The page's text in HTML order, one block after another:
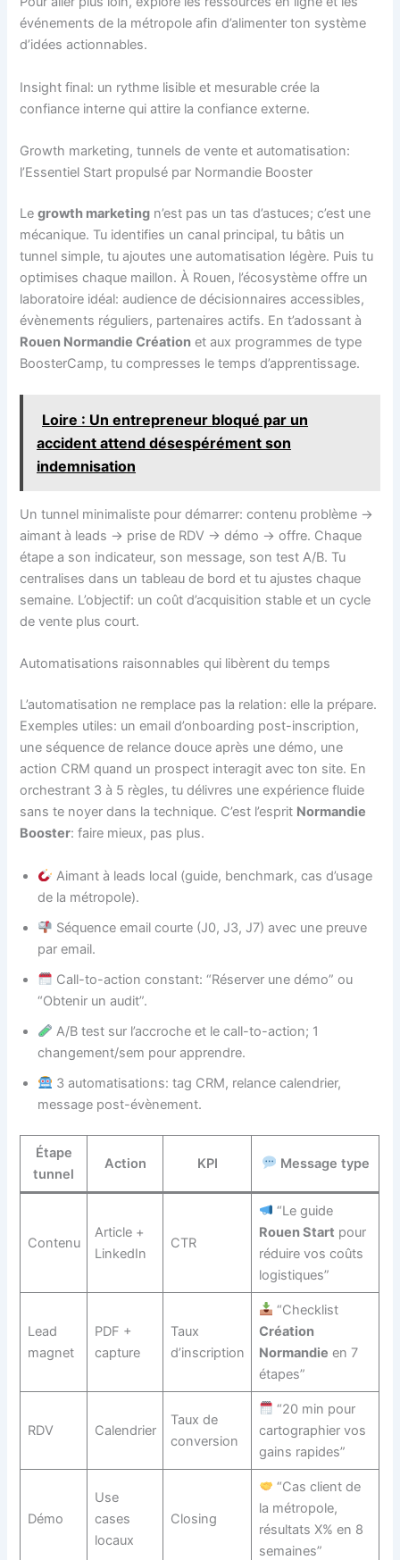
événements de la métropole afin d’alimenter ton système
d’idées actionnables.
Insight final: un rythme lisible et mesurable crée la
confiance interne qui attire la confiance externe.
Growth marketing, tunnels de vente et automatisation:
l’Essentiel Start propulsé par Normandie Booster
Legrowth marketing n’est pas un tas d’astuces; c’est une
mécanique. Tu identifies un canal principal, tu bâtis un
tunnel simple, tu ajoutes une automatisation légère. Puis tu
optimises chaque maillon. À Rouen, l’écosystème offre un
laboratoire idéal: audience de décisionnaires accessibles,
évènements réguliers, partenaires actifs. En t’adossant à
Rouen Normandie Création et aux programmes de type
BoosterCamp, tu compresses le temps d’apprentissage.
Loire : Un entrepreneur bloqué par un
accident attend désespérément son
indemnisation
Un tunnel minimaliste pour démarrer: contenu problème →
aimant à leads → prise de RDV → démo → offre. Chaque
étape a son indicateur, son message, son test A/B. Tu
centralises dans un tableau de bord et tu ajustes chaque
semaine. L’objectif: un coût d’acquisition stable et un cycle
de vente plus court.
Automatisations raisonnables qui libèrent du temps
L’automatisation ne remplace pas la relation: elle la prépare.
Exemples utiles: un email d’onboarding post-inscription,
une séquence de relance douce après une démo, une
action CRM quand un prospect interagit avec ton site. En
orchestrant 3 à 5 règles, tu délivres une expérience fluide
sans te noyer dans la technique. C’est l’esprit Normandie
Booster: faire mieux, pas plus.
Aimant à leads local (guide, benchmark, cas d’usage
de la métropole).
Séquence email courte (J0, J3, J7) avec une preuve
par email.
Call-to-action constant: “Réserver une démo” ou
“Obtenir un audit”.
A/B test sur l’accroche et le call-to-action; 1
changement/sem pour apprendre.
3 automatisations: tag CRM, relance calendrier,
message post-évènement.
Étape
tunnel
Action KPI Message type
Contenu
Article +
LinkedIn
CTR
“Le guide
Rouen Start pour
réduire vos coûts
logistiques”
Lead
magnet
PDF +
capture
Taux
d’inscription
“Checklist
Création
Normandie en 7
étapes”
RDV Calendrier
Taux de
conversion
“20 min pour
cartographier vos
gains rapides”
Démo
Use
cases
locaux
Closing
“Cas client de
la métropole,
résultats X% en 8
semaines”